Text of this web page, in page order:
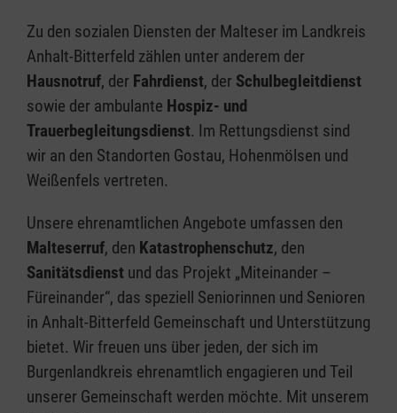
Zu den sozialen Diensten der Malteser im Landkreis
Anhalt-Bitterfeld zählen unter anderem der
Hausnotruf, der Fahrdienst, der Schulbegleitdienst
sowie der ambulante Hospiz- und
Trauerbegleitungsdienst. Im Rettungsdienst sind
wir an den Standorten Gostau, Hohenmölsen und
Weißenfels vertreten.
Unsere ehrenamtlichen Angebote umfassen den
Malteserruf, den Katastrophenschutz, den
Sanitätsdienst und das Projekt „Miteinander –
Füreinander“, das speziell Seniorinnen und Senioren
in Anhalt-Bitterfeld Gemeinschaft und Unterstützung
bietet. Wir freuen uns über jeden, der sich im
Burgenlandkreis ehrenamtlich engagieren und Teil
unserer Gemeinschaft werden möchte. Mit unserem